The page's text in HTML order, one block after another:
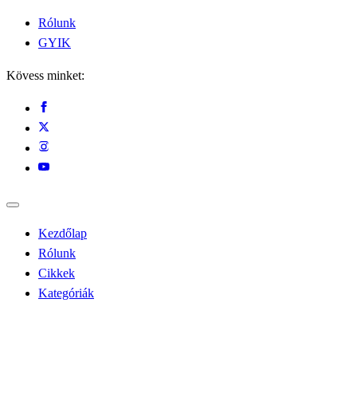
Rólunk
GYIK
Kövess minket:
Kezdőlap
Rólunk
Cikkek
Kategóriák